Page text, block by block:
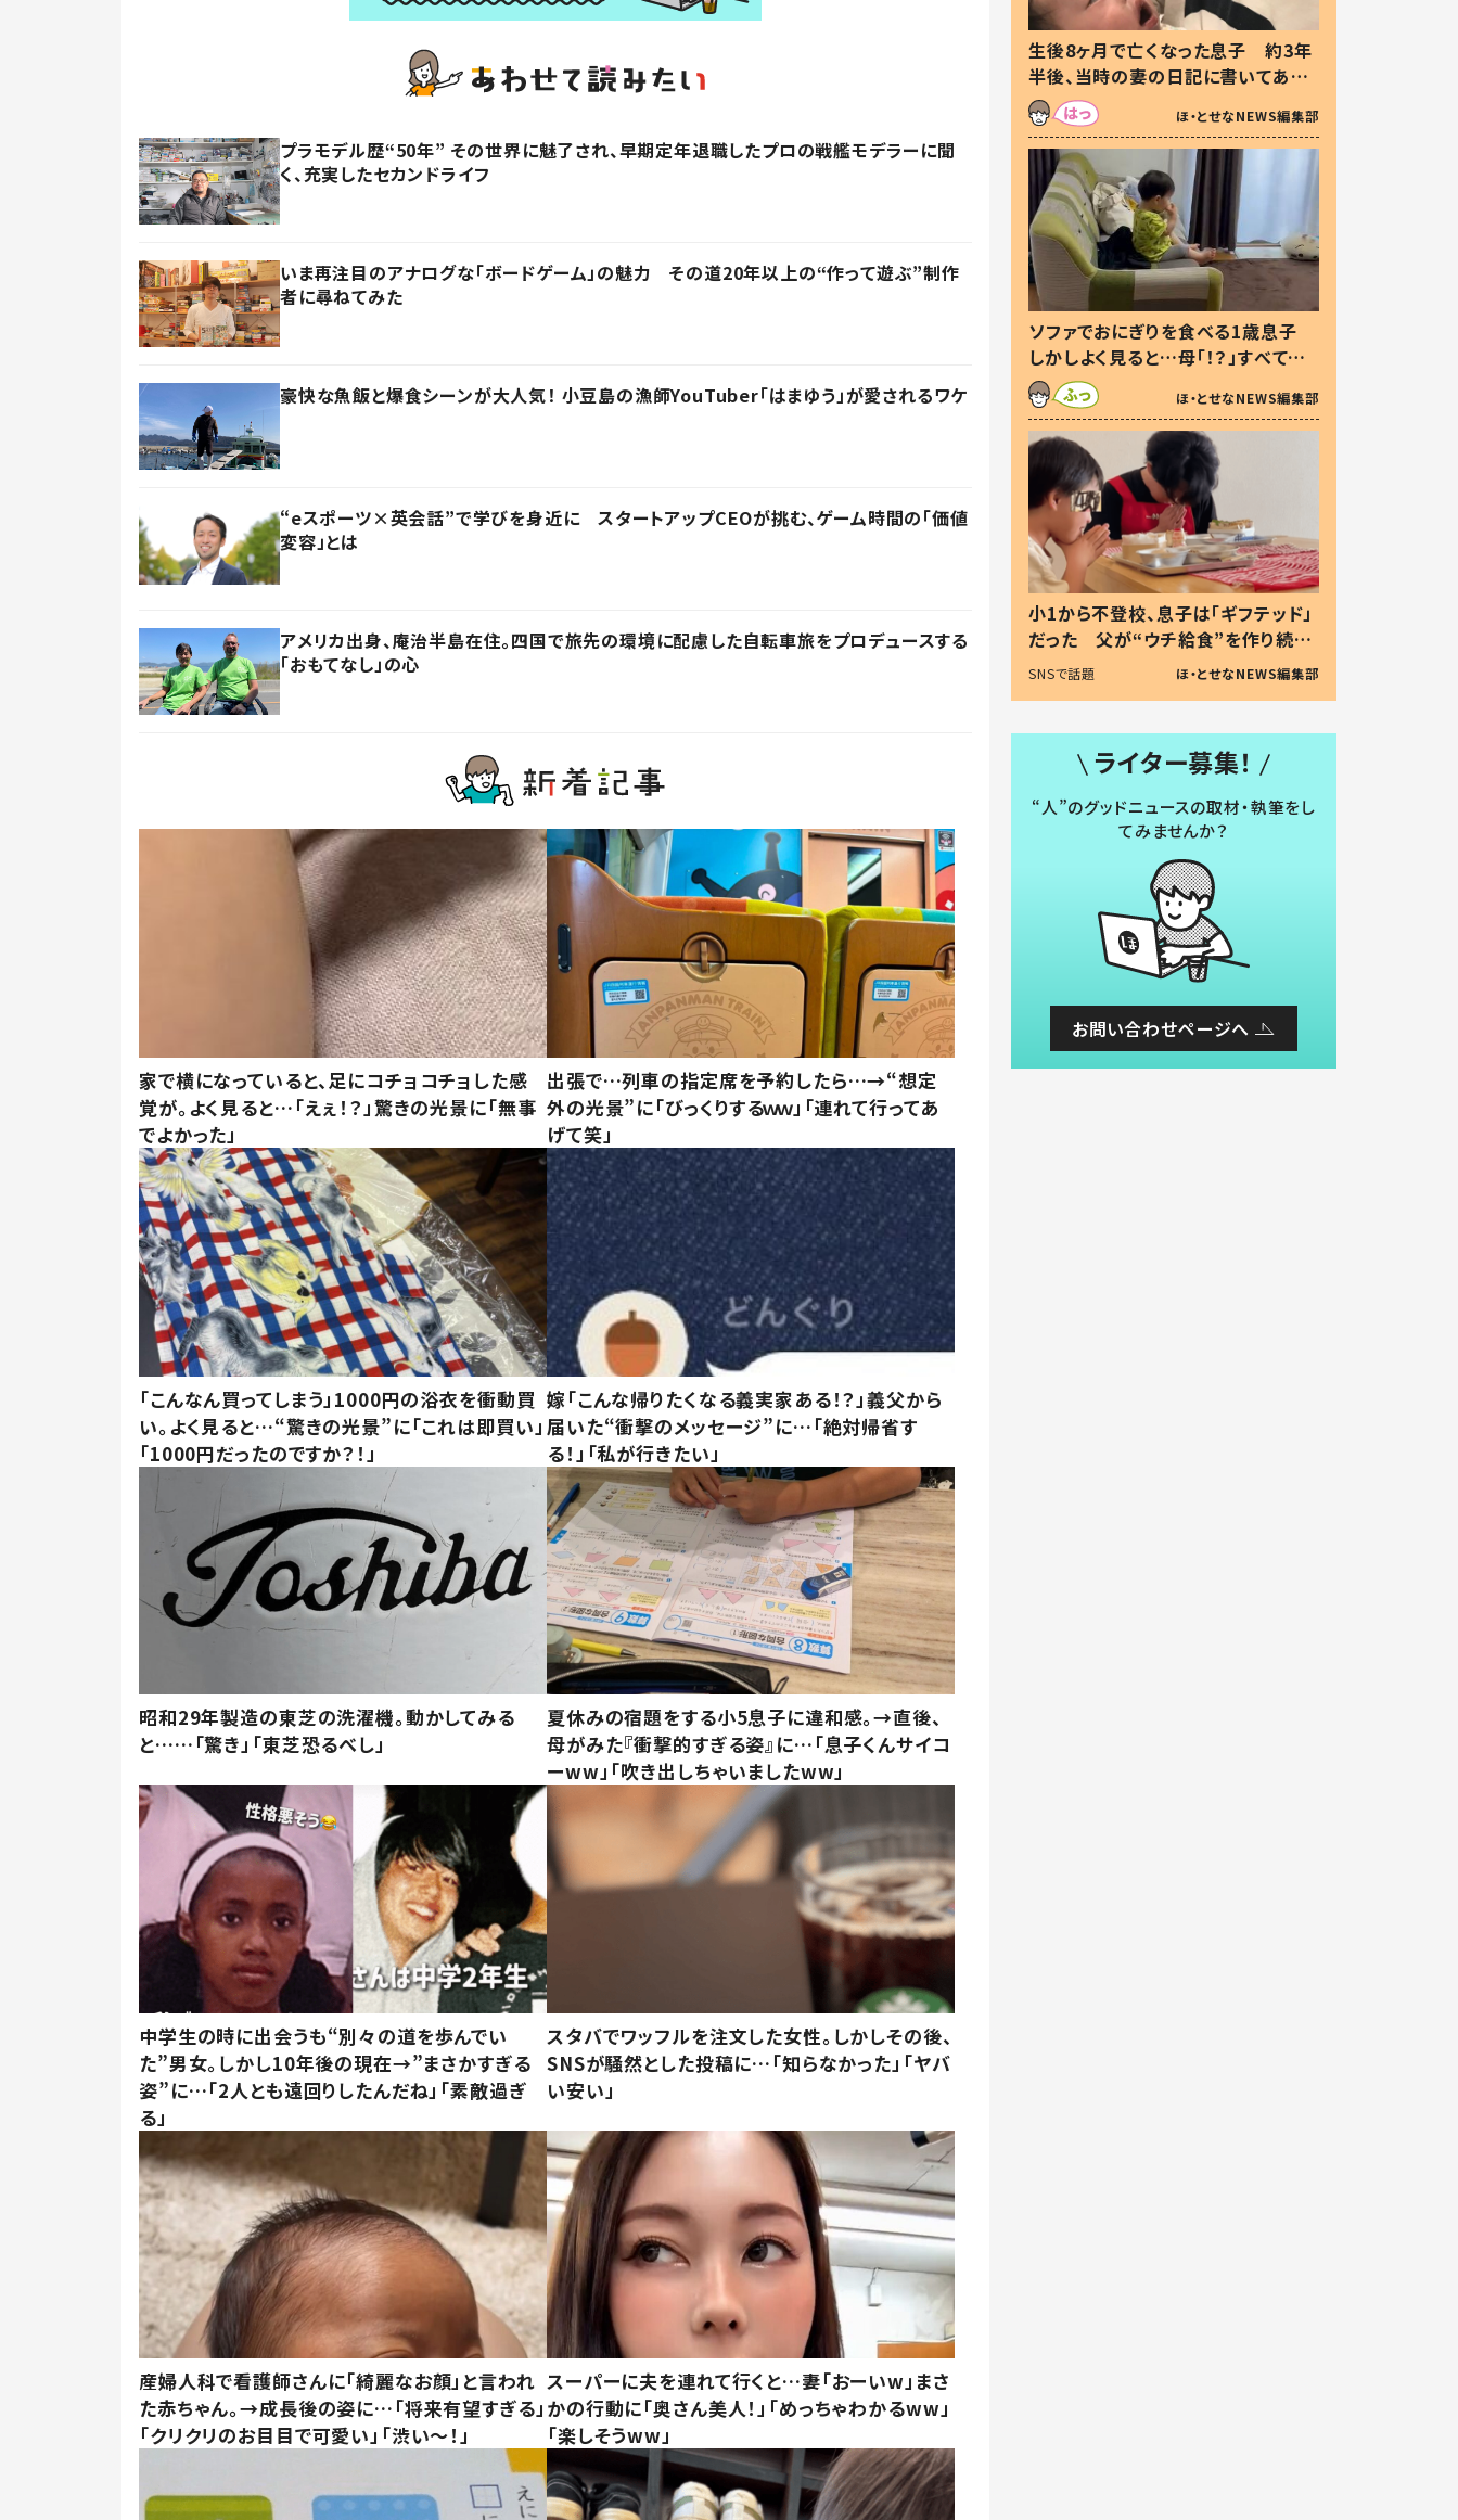
プラモデル歴“50年” その世界に魅了され、早期定年退職したプロの戦艦モデラーに聞
く、充実したセカンドライフ
いま再注目のアナログな「ボードゲーム」の魅力 その道20年以上の“作って遊ぶ”制作
者に尋ねてみた
豪快な魚飯と爆食シーンが大人気！ 小豆島の漁師YouTuber「はまゆう」が愛されるワケ
“eスポーツ×英会話”で学びを身近に スタートアップCEOが挑む、ゲーム時間の「価値
変容」とは
アメリカ出身、庵治半島在住。四国で旅先の環境に配慮した自転車旅をプロデュースする
「おもてなし」の心
家で横になっていると、足にコチョコチョした感
覚が。よく見ると…「えぇ！？」驚きの光景に「無事
でよかった」
出張で…列車の指定席を予約したら…→“想定
外の光景”に「びっくりするｗｗ」「連れて行ってあ
げて笑」
「こんなん買ってしまう」1000円の浴衣を衝動買
い。よく見ると…“驚きの光景”に「これは即買い」
「1000円だったのですか？！」
嫁「こんな帰りたくなる義実家ある！？」義父から
届いた“衝撃のメッセージ”に…「絶対帰省す
る！」「私が行きたい」
昭和29年製造の東芝の洗濯機。動かしてみる
と……「驚き」「東芝恐るべし」
夏休みの宿題をする小5息子に違和感。→直後、
母がみた『衝撃的すぎる姿』に…「息子くんサイコ
ーww」「吹き出しちゃいましたww」
中学生の時に出会うも“別々の道を歩んでい
た”男女。しかし10年後の現在→”まさかすぎる
姿”に…「2人とも遠回りしたんだね」「素敵過ぎ
る」
スタバでワッフルを注文した女性。しかしその後、
SNSが騒然とした投稿に…「知らなかった」「ヤバ
い安い」
産婦人科で看護師さんに「綺麗なお顔」と言われ
た赤ちゃん。→成長後の姿に…「将来有望すぎる」
「クリクリのお目目で可愛い」「渋い～！」
スーパーに夫を連れて行くと…妻「おーいw」まさ
かの行動に「奥さん美人！」「めっちゃわかるww」
「楽しそうww」
生後8ヶ月で亡くなった息子 約3年
半後、当時の妻の日記に書いてあっ
た本音とは
ほ・とせなNEWS編集部
ソファでおにぎりを食べる1歳息子
しかしよく見ると…母「！？」すべてを
察した母の投稿に「可愛いから許
す！」「現行犯〜」
ほ・とせなNEWS編集部
小1から不登校、息子は「ギフテッド」
だった 父が“ウチ給食”を作り続け
る理由とは #令和の親 #令和の子
SNSで話題 ほ・とせなNEWS編集部
ライター募集！
“人”のグッドニュースの取材・執筆をし
てみませんか？
お問い合わせページへ